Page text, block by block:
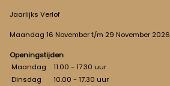
Jaarlijks Verlof
Maandag 16 November t/m 29 November 2026
Openingstijden
Maandag
11.00 - 17.30 uur
Dinsdag
10.00 - 17.30 uur